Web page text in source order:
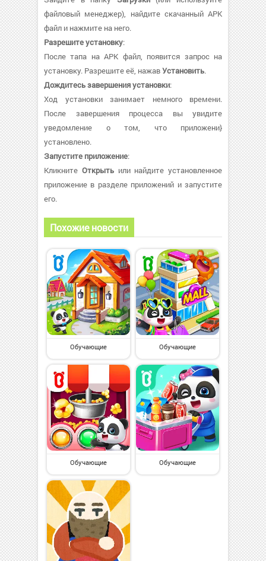
файловый менеджер), найдите скачанный APK
файл и нажмите на него.
Разрешите установку:
После тапа на APK файл, появится запрос на
установку. Разрешите её, нажавУстановить.
Дождитесь завершения установки:
Ход установки занимает немного времени.
После завершения процесса вы увидите
уведомление о том, что приложени}
установлено.
Запустите приложение:
Кликните Открытьили найдите установленное
приложение в разделе приложений и запустите
его.
Похожие новости
Обучающие Обучающие
Обучающие Обучающие